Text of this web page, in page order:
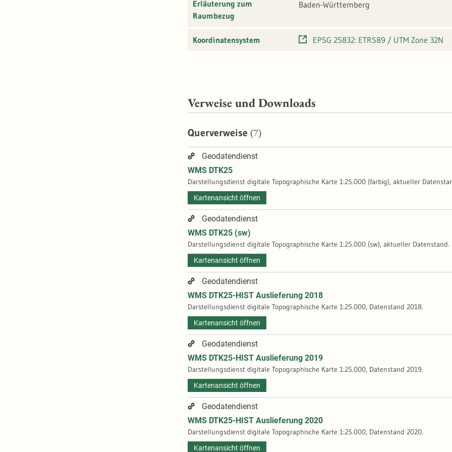
Erläuterung zum
Raumbezug
Baden-Württemberg
Koordinatensystem EPSG 25832: ETRS89 / UTM Zone 32N
Verweise und Downloads
Querverweise (7)
Geodatendienst
WMS DTK25
Darstellungsdienst digitale Topographische Karte 1:25.000 (farbig), aktueller
Kartenansicht öffnen
Geodatendienst
WMS DTK25 (sw)
Darstellungsdienst digitale Topographische Karte 1:25.000 (sw), aktueller Datenstand.
Kartenansicht öffnen
Geodatendienst
WMS DTK25-HIST Auslieferung 2018
Darstellungsdienst digitale Topographische Karte 1:25.000, Datenstand 2018.
Kartenansicht öffnen
Geodatendienst
WMS DTK25-HIST Auslieferung 2019
Darstellungsdienst digitale Topographische Karte 1:25.000, Datenstand 2019.
Kartenansicht öffnen
Geodatendienst
WMS DTK25-HIST Auslieferung 2020
Darstellungsdienst digitale Topographische Karte 1:25.000, Datenstand 2020.
Kartenansicht öffnen